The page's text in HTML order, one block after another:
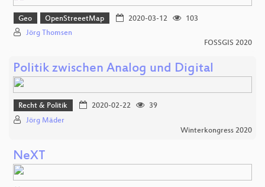
Geo OpenStreeetMap 2020-03-12
103
Jörg Thomsen
FOSSGIS 2020
Politik zwischen Analog und Digital
Recht & Politik 2020-02-22
39
Jörg Mäder
Winterkongress 2020
NeXT